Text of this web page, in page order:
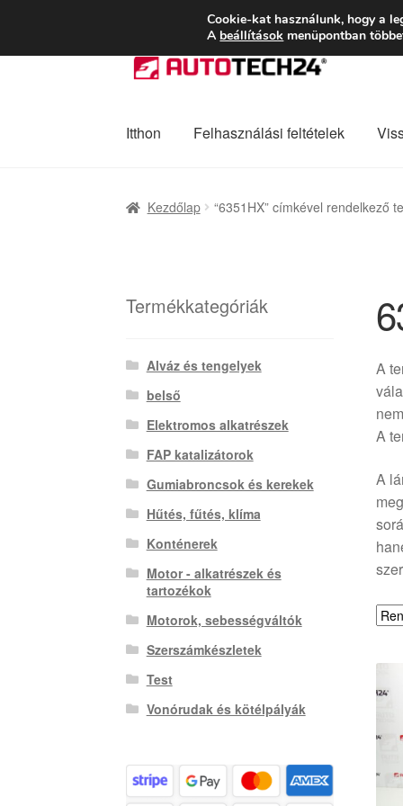
SZÁLLÍTÁS
Ugrás
a
Kilépés
a
Itthon
Felhasználási feltételek
Kezdőlap “6351HX” címkével rendelkező
A
A
A
Termékkategóriák
Alváz és tengelyek
belső
Elektromos alkatrészek
FAP katalizátorok
Gumiabroncsok és kerekek
Hűtés, fűtés, klíma
Konténerek
Motor - alkatrészek és
tartozékok
Motorok, sebességváltók
Szerszámkészletek
Test
Vonórudak és kötélpályák
Cookie-kat használunk, hogy a
A beállítások menüpontban